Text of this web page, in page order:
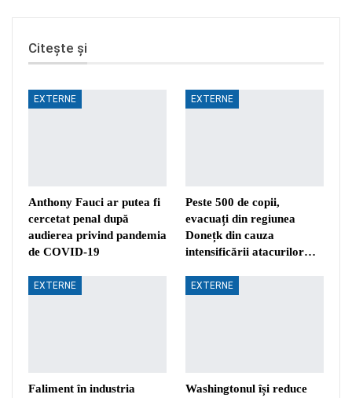
Citește și
EXTERNE
Anthony Fauci ar putea fi
cercetat penal după
audierea privind pandemia
de COVID-19
EXTERNE
Peste 500 de copii,
evacuați din regiunea
Donețk din cauza
intensificării atacurilor…
EXTERNE
Faliment în industria
EXTERNE
Washingtonul își reduce